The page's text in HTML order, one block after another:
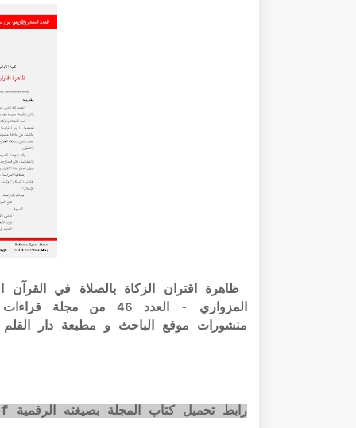
ظاهرة اقتران الزكاة بالصلاة في
المزواري - العدد 46
منشورات موقع الباحث و مطبعة دار القلم
رابط تحميل كتاب المجلة بصيغته الرقمية pdf عبر الضغط على الصورة أسفله: